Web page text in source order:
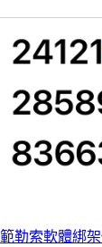
勒索軟體綁